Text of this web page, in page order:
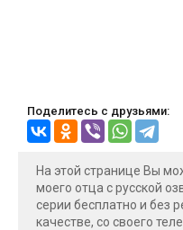
Поделитесь с друзьями:
На этой странице Вы
моего отца с русской
серии бесплатно и без
качестве, со своего